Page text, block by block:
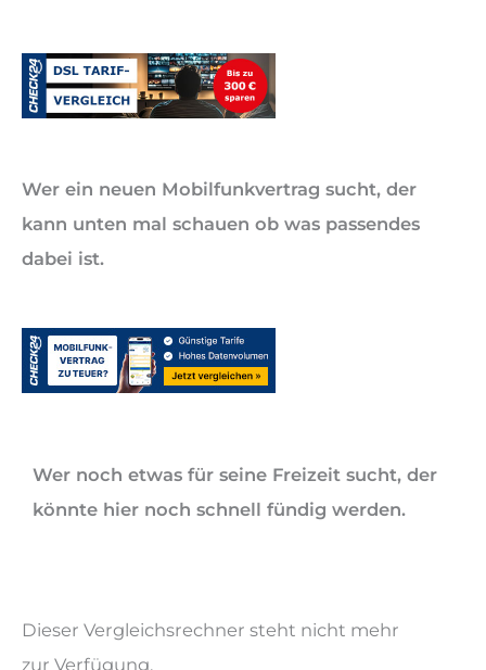
Wer ein neuen Mobilfunkvertrag sucht, der
kann unten mal schauen ob was passendes
dabei ist.
Wer noch etwas für seine Freizeit sucht, der
könnte hier noch schnell fündig werden.
Dieser Vergleichsrechner steht nicht mehr
zur Verfügung.